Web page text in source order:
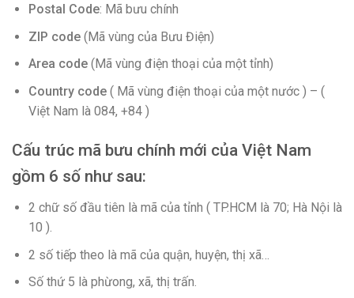
Postal Code: Mã bưu chính
ZIP code(Mã vùng của Bưu Điện)
Area code(Mã vùng điện thoại của một tỉnh)
Country code( Mã vùng điện thoại của một nước ) – (
Việt Nam là 084, +84 )
Cấu trúc mã bưu chính mới của Việt Nam
gồm 6 số như sau:
2 chữ số đầu tiên là mã của tỉnh ( TP.HCM là 70; Hà Nội là
10 ).
2 số tiếp theo là mã của quận, huyện, thị xã…
Số thứ 5 là phừong, xã, thị trấn.